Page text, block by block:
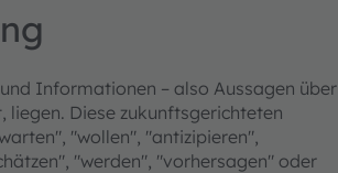
Informationen – also Aussagen über
liegen. Diese zukunftsgerichteten
"wollen", "antizipieren",
"werden", "vorhersagen" oder